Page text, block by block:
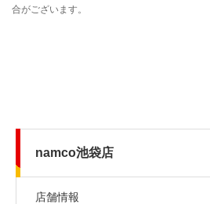
namco池袋店
店舗情報